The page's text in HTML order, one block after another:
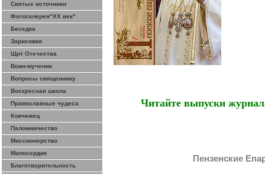
Святые источники
Фотогалерея"ХХ век"
Беседка
Зарисовки
Щит Отечества
Воин-мученик
Вопросы священнику
Воскресная школа
Православные чудеса
Ковчежец
Паломничество
Миссионерство
Милосердие
Благотворительность
Читайте выпуски
Пензенские